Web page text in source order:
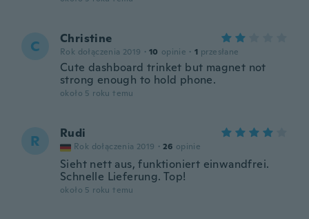
C Christine
Rok dołączenia 2019 · 10 opinie · 1 przesłane
Cute dashboard trinket but magnet not
strong enough to hold phone.
około 5 roku temu
R Rudi
Rok dołączenia 2019 · 26 opinie
Sieht nett aus, funktioniert einwandfrei.
Schnelle Lieferung. Top!
około 5 roku temu